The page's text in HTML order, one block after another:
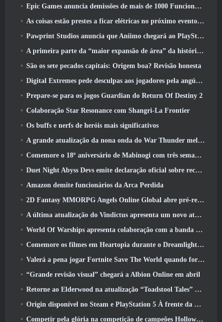
Epic Games anuncia demissões de mais de 1000 Funcionários, Citando “Desaceleração no Engajamento Fortnite”
As coisas estão prestes a ficar elétricas no próximo evento Aftershock do Apex Legends
Pawprint Studios anuncia que Aniimo chegará ao PlayStation 5 E a Epic Games Store nos lançamentos
A primeira parte da “maior expansão de área” da história do RuneScape é lançada hoje
São os sete pecados capitais: Origem boa? Revisão honesta
Digital Extremes pede desculpas aos jogadores pela angústia causada por “convites nefastos” no Warframe
Prepare-se para os jogos Guardian do Return Of Destiny 2
Colaboração Star Resonance com Shangri-La Frontier
Os buffs e nerfs de heróis mais significativos
A grande atualização da nona onda do War Thunder melhora a aparência das batalhas navais com visuais aquáticos aprimorados
Comemore o 18º aniversário de Mabinogi com três semanas de eventos e recompensas
Duet Night Abyss Devs emite declaração oficial sobre recente incidente de malware após atualização do jogo
Amazon demite funcionários da Arca Perdida
2D Fantasy MMORPG Angels Online Global abre pré-registro
A última atualização do Vindictus apresenta um novo ataque onde os jogadores enfrentarão o Guardião de Caliburn
World Of Warships apresenta colaboração com a banda sueca de heavy metal Sabaton
Comemore os filmes em Heartopia durante o Dreamlight Cinematics Festival
Valerá a pena jogar Fortnite Save The World quando for grátis?
“Grande revisão visual” chegará a Albion Online em abril
Retorne ao Elderwood na atualização “Toadstool Tales” de Palia
Origin disponível no Steam e PlayStation 5 À frente da marcha 23 Lançar
Competir pela glória na competição de campeões Hollow de New Eridu na próxima atualização do Zenless Zone Zero